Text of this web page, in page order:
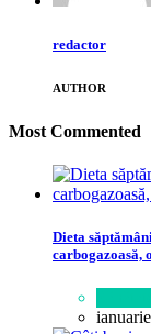
redactor
AUTHOR
Most Commented
Dieta
carbogazoasă,